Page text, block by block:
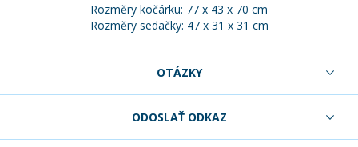
Rozměry kočárku: 77 x 43 x 70 cm
Rozměry sedačky: 47 x 31 x 31 cm
OTÁZKY
ODOSLAŤ ODKAZ